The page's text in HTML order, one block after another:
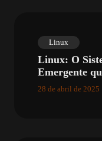
Linux
Linux: O
Emergente
28 de abril de 2025